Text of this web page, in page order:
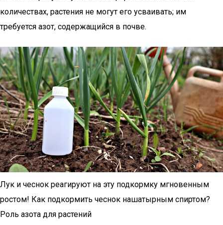
количествах, растения не могут его усваивать; им
требуется азот, содержащийся в почве.
Лук и чеснок реагируют на эту подкормку мгновенным
ростом! Как подкормить чеснок нашатырным спиртом?
Роль азота для растений